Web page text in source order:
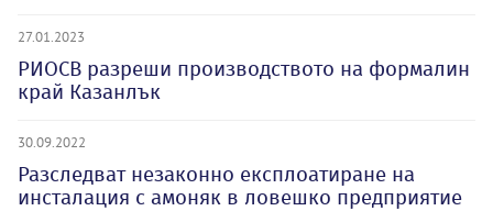
27.01.2023
РИОСВ разреши производството на формалин
край Казанлък
30.09.2022
Разследват незаконно експлоатиране на
инсталация с амоняк в ловешко предприятие